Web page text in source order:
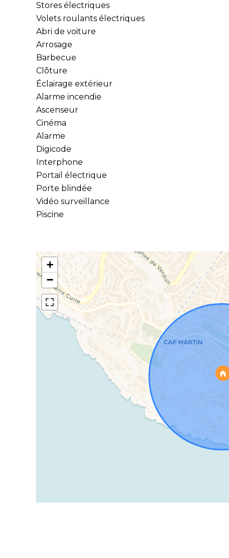
Stores électriques
Volets roulants électriques
Abri de voiture
Arrosage
Barbecue
Clôture
Éclairage extérieur
Alarme incendie
Ascenseur
Cinéma
Alarme
Digicode
Interphone
Portail électrique
Porte blindée
Vidéo surveillance
Piscine
+
−